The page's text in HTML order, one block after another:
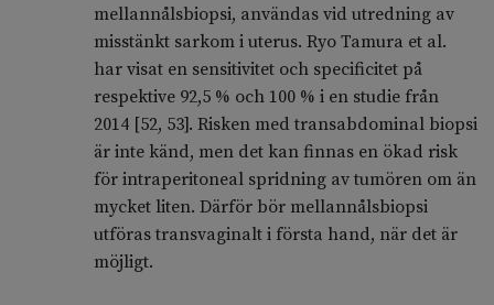
mellannålsbiopsi, användas vid utredning av
misstänkt sarkom i uterus. Ryo Tamura et al.
har visat en sensitivitet och specificitet på
respektive 92,5 % och 100 % i en studie från
2014 [52, 53]. Risken med transabdominal biopsi
är inte känd, men det kan finnas en ökad risk
för intraperitoneal spridning av tumören om än
mycket liten. Därför bör mellannålsbiopsi
utföras transvaginalt i första hand, när det är
möjligt.